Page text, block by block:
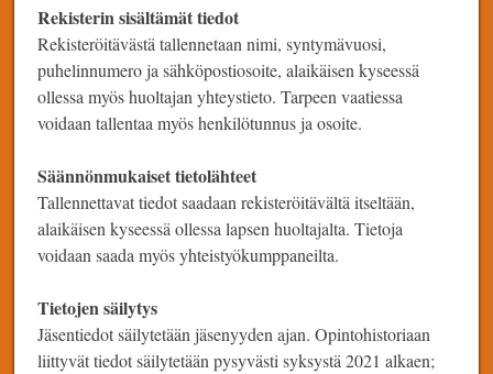
Rekisterin sisältämät tiedot
Rekisteröitävästä tallennetaan nimi, syntymävuosi,
puhelinnumero ja sähköpostiosoite, alaikäisen kyseessä
ollessa myös huoltajan yhteystieto. Tarpeen vaatiessa
voidaan tallentaa myös henkilötunnus ja osoite.
Säännönmukaiset tietolähteet
Tallennettavat tiedot saadaan rekisteröitävältä itseltään,
alaikäisen kyseessä ollessa lapsen huoltajalta. Tietoja
voidaan saada myös yhteistyökumppaneilta.
Tietojen säilytys
Jäsentiedot säilytetään jäsenyyden ajan. Opintohistoriaan
liittyvät tiedot säilytetään pysyvästi syksystä 2021 alkaen;